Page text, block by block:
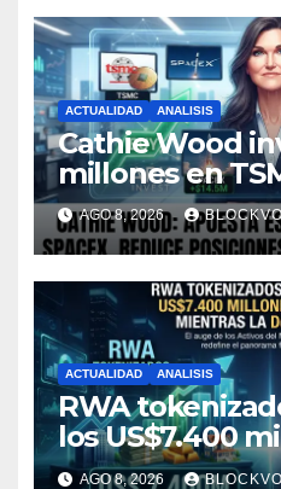
ACTUALIDAD ANALISIS
Cathie Wood
millones en
reduce
Amazon y
AGO 8, 2026
ACTUALIDAD ANALISIS
RWA
los US$7.400
mientras la
AGO 8, 2026